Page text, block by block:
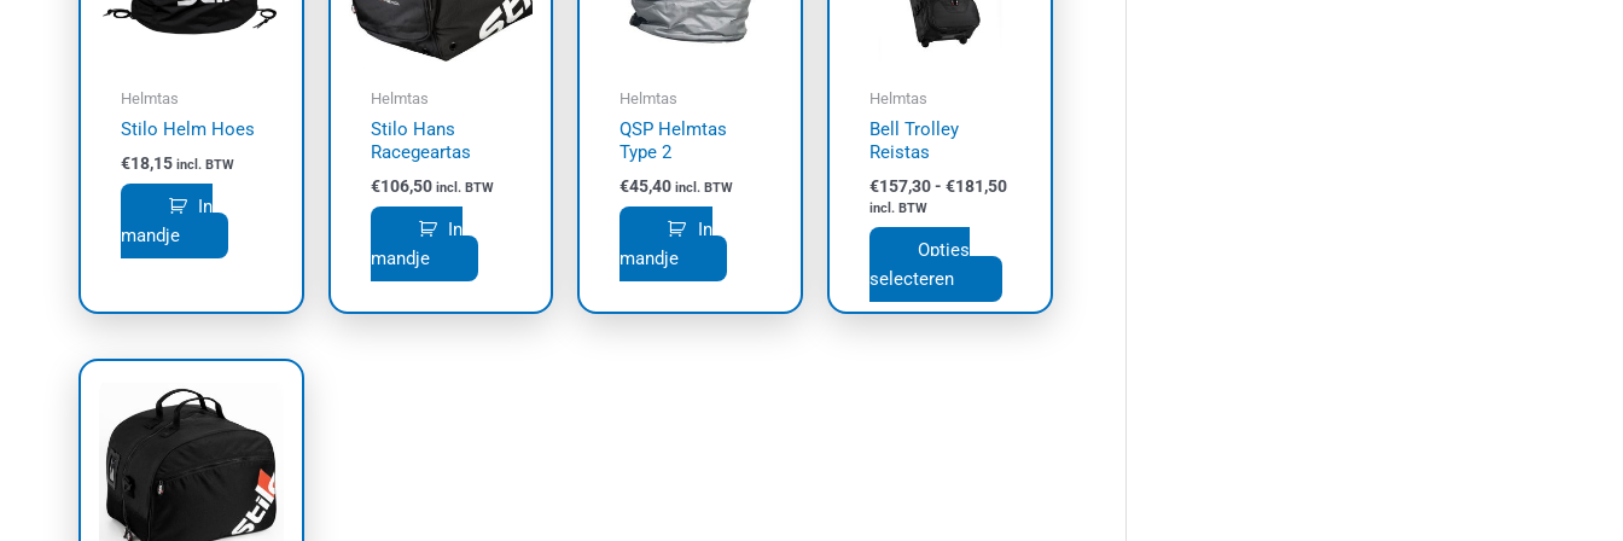
Helmtas
Stilo Helm Hoes
€18,15 incl. BTW
In
mandje
Helmtas
Stilo Hans
Racegeartas
€106,50 incl. BTW
In
mandje
Helmtas
QSP Helmtas
Type 2
€45,40 incl. BTW
In
mandje
Helmtas
Bell Trolley
Reistas
€157,30- €181,50
incl. BTW
Opties
selecteren
de